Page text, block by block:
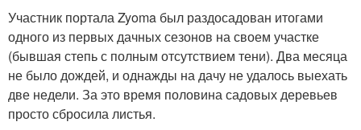
Участник портала Zyoma был раздосадован итогами
одного из первых дачных сезонов на своем участке
(бывшая степь с полным отсутствием тени). Два месяца
не было дождей, и однажды на дачу не удалось выехать
две недели. За это время половина садовых деревьев
просто сбросила листья.